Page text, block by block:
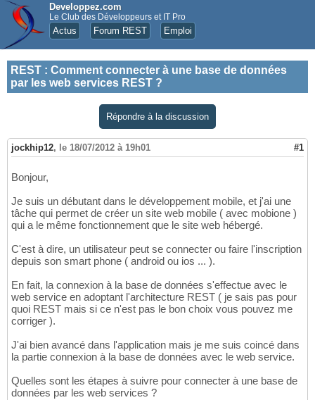
Developpez.com
Le Club des Développeurs et IT Pro
Actus Forum REST Emploi
REST : Comment connecter à une base de données
par les web services REST ?
Répondre à la discussion
jockhip12, le 18/07/2012 à 19h01 #1
Bonjour,
Je suis un débutant dans le développement mobile, et j'ai une
tâche qui permet de créer un site web mobile ( avec mobione )
qui a le même fonctionnement que le site web hébergé.
C'est à dire, un utilisateur peut se connecter ou faire l'inscription
depuis son smart phone ( android ou ios ... ).
En fait, la connexion à la base de données s'effectue avec le
web service en adoptant l'architecture REST ( je sais pas pour
quoi REST mais si ce n'est pas le bon choix vous pouvez me
corriger ).
J'ai bien avancé dans l'application mais je me suis coincé dans
la partie connexion à la base de données avec le web service.
Quelles sont les étapes à suivre pour connecter à une base de
données par les web services ?